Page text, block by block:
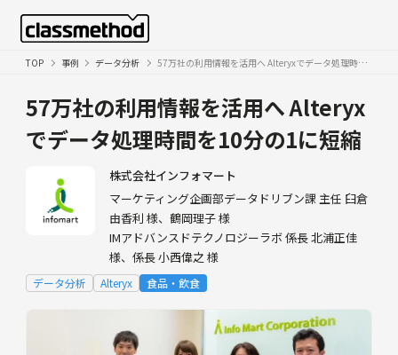
TOP 事例 データ分析 57万社の利用情報を活用へ Alteryxでデータ処理時間を10分の1に短縮
57万社の利用情報を活用へAlteryx
でデータ処理時間を10分の1に短縮
株式会社インフォマート
マーケティング企画部データドリブン課 主任 臼倉
由香利 様、鶴岡理子 様
IMアドバンスドテクノロジーラボ 係長 北浦正佳
様、係長 小西偉之 様
データ分析 Alteryx 食品・飲食